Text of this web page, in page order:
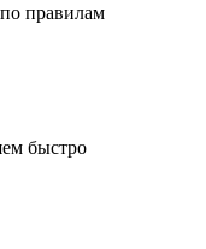
правилам
быстро